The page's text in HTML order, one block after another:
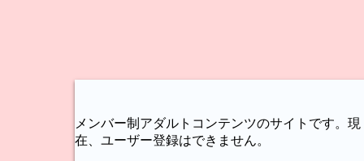
メンバー制アダルトコンテンツのサイトです。現
在、ユーザー登録はできません。